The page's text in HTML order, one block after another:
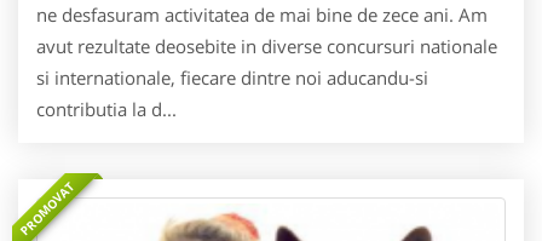
ne desfasuram activitatea de mai bine de zece ani. Am
avut rezultate deosebite in diverse concursuri nationale
si internationale, fiecare dintre noi aducandu-si
contributia la d...
PROMOVAT